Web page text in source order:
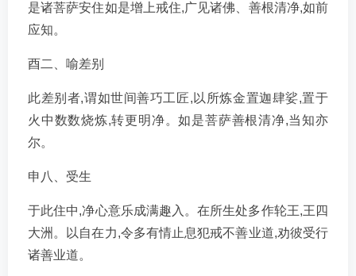
是诸菩萨安住如是增上戒住,广见诸佛、善根清净,如前
应知。
酉二、喻差别
此差别者,谓如世间善巧工匠,以所炼金置迦肆娑,置于
火中数数烧炼,转更明净。如是菩萨善根清净,当知亦
尔。
申八、受生
于此住中,净心意乐成满趣入。在所生处多作轮王,王四
大洲。以自在力,令多有情止息犯戒不善业道,劝彼受行
诸善业道。